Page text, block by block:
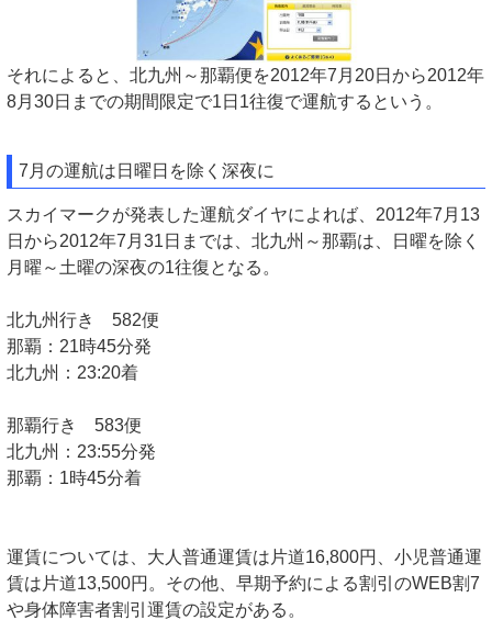
それによると、北九州～那覇便を2012年7月20日から2012年
8月30日までの期間限定で1日1往復で運航するという。
7月の運航は日曜日を除く深夜に
スカイマークが発表した運航ダイヤによれば、2012年7月13
日から2012年7月31日までは、北九州～那覇は、日曜を除く
月曜～土曜の深夜の1往復となる。
北九州行き 582便
那覇：21時45分発
北九州：23:20着
那覇行き 583便
北九州：23:55分発
那覇：1時45分着
運賃については、大人普通運賃は片道16,800円、小児普通運
賃は片道13,500円。その他、早期予約による割引のWEB割7
や身体障害者割引運賃の設定がある。